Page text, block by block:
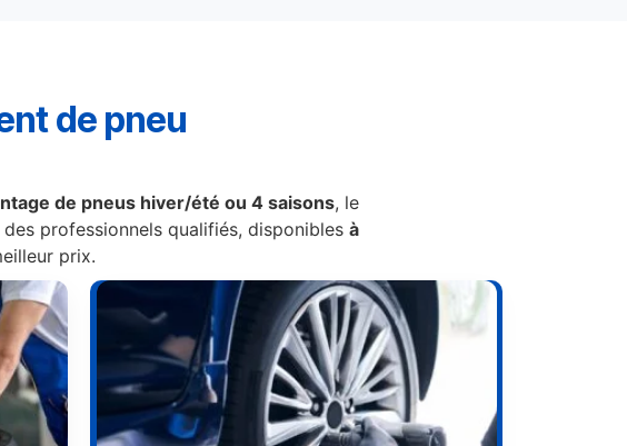
de pneu
de pneus hiver/été ou 4 saisons, le
professionnels qualifiés, disponibles à
prix.